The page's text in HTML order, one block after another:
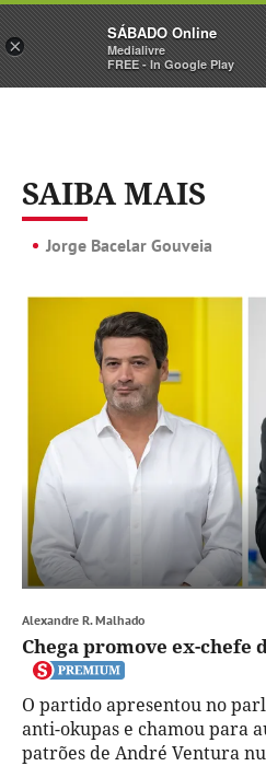
Sábado
SAIBA MAIS
Jorge Bacelar Gouveia
Alexandre R. Malhado
Chega promove ex-chefe
O partido apresentou no
anti-okupas e chamou para
patrões de André Ventura
×
SÁBADO Online
Medialivre
FREE - In Google Play